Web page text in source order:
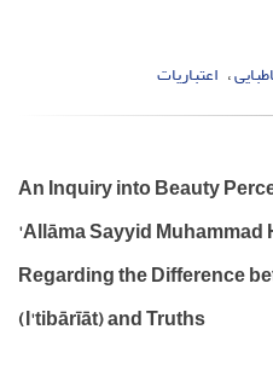
اعتباریات
An Inquiry into Beauty
'Allāma Sayyid
Regarding the Difference
(I'tibārīāt) and Truths